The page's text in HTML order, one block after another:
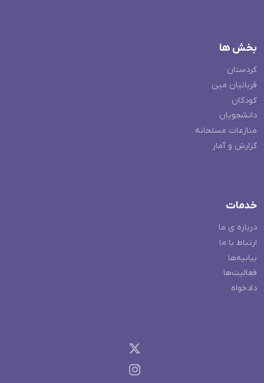
بخش ها
کردستان
قربانیان مین
کودکان
دانشجویان
منازعات مسلحانه
گزارش و آمار
خدمات
درباره ی ما
ارتباط با ما
بیانیه‌ها
فعالیت‌ها
دادخواه